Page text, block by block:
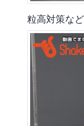
粒高対策な